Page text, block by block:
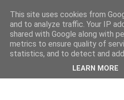
This site uses cookies from
and to analyze traffic. Your IP
shared with Google along with
metrics to ensure quality of
statistics, and to detect and
LEARN MORE